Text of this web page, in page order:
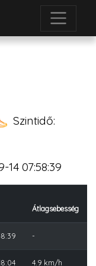
Szintidő:
14 07:58:39
Átlagsebesség
-
4.9 km/h